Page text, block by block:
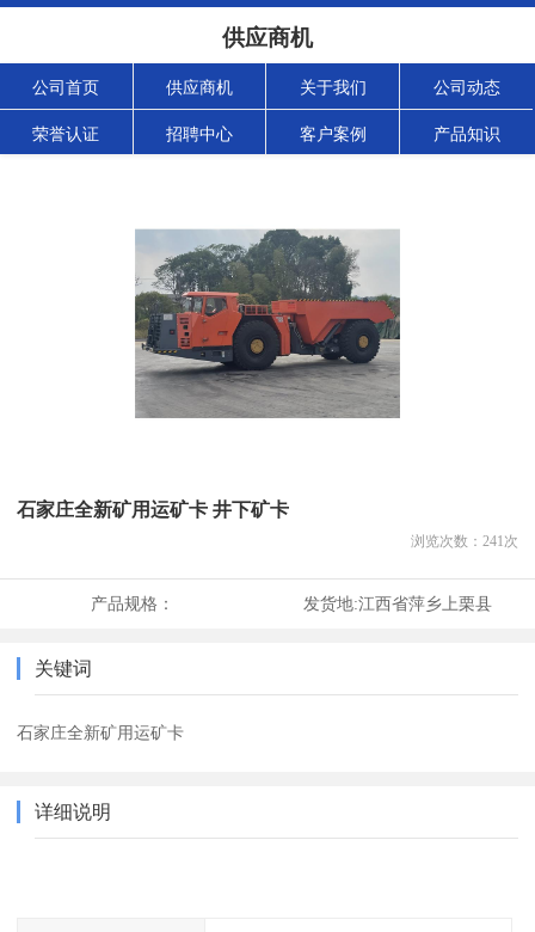
供应商机
公司首页 供应商机 关于我们 公司动态
荣誉认证 招聘中心 客户案例 产品知识
石家庄全新矿用运矿卡 井下矿卡
浏览次数： 241次
产品规格： 发货地:江西省萍乡上栗县
关键词
石家庄全新矿用运矿卡
详细说明